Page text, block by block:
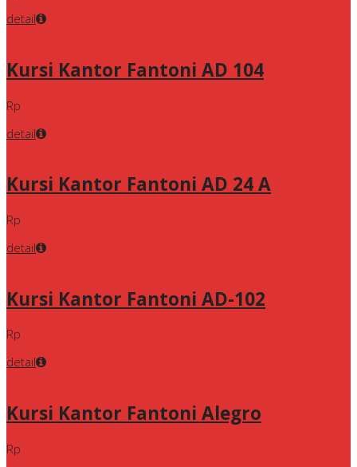
detail
Kursi Kantor Fantoni AD 104
Rp
detail
Kursi Kantor Fantoni AD 24 A
Rp
detail
Kursi Kantor Fantoni AD-102
Rp
detail
Kursi Kantor Fantoni Alegro
Rp